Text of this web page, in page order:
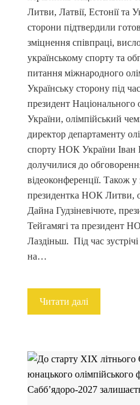
Литви, Латвії, Естонії та
сторони підтвердили
зміцнення співпраці,
українському спорту та
питання міжнародного
Українську сторону під
президент Національного
України, олімпійський
директор департаменту
спорту НОК України Іван
долучилися до
відеоконференції. Також у
президентка НОК Литви,
Дайна Гудзіневічюте,
Тейгамягі та президент
Лаздіньш. Під час
на…
Читати далі